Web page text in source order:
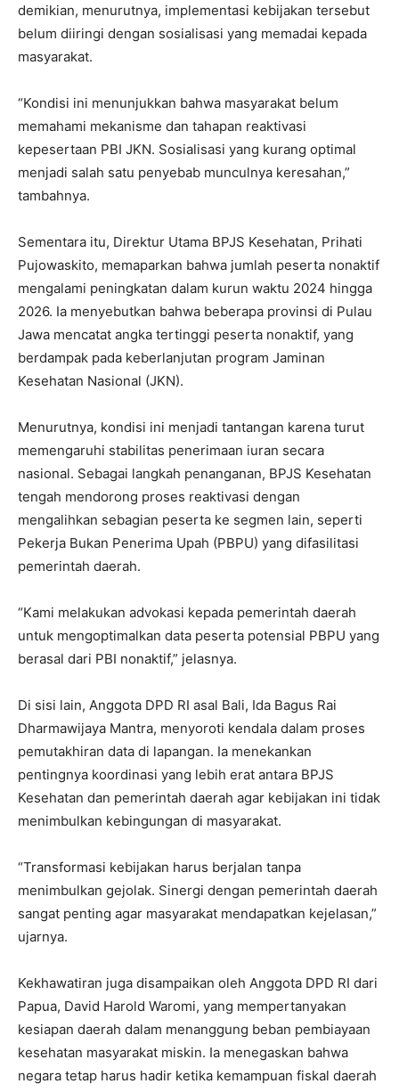
demikian, menurutnya, implementasi kebijakan tersebut
belum diiringi dengan sosialisasi yang memadai kepada
masyarakat.
“Kondisi ini menunjukkan bahwa masyarakat belum
memahami mekanisme dan tahapan reaktivasi
kepesertaan PBI JKN. Sosialisasi yang kurang optimal
menjadi salah satu penyebab munculnya keresahan,”
tambahnya.
Sementara itu, Direktur Utama BPJS Kesehatan, Prihati
Pujowaskito, memaparkan bahwa jumlah peserta nonaktif
mengalami peningkatan dalam kurun waktu 2024 hingga
2026. Ia menyebutkan bahwa beberapa provinsi di Pulau
Jawa mencatat angka tertinggi peserta nonaktif, yang
berdampak pada keberlanjutan program Jaminan
Kesehatan Nasional (JKN).
Menurutnya, kondisi ini menjadi tantangan karena turut
memengaruhi stabilitas penerimaan iuran secara
nasional. Sebagai langkah penanganan, BPJS Kesehatan
tengah mendorong proses reaktivasi dengan
mengalihkan sebagian peserta ke segmen lain, seperti
Pekerja Bukan Penerima Upah (PBPU) yang difasilitasi
pemerintah daerah.
“Kami melakukan advokasi kepada pemerintah daerah
untuk mengoptimalkan data peserta potensial PBPU yang
berasal dari PBI nonaktif,” jelasnya.
Di sisi lain, Anggota DPD RI asal Bali, Ida Bagus Rai
Dharmawijaya Mantra, menyoroti kendala dalam proses
pemutakhiran data di lapangan. Ia menekankan
pentingnya koordinasi yang lebih erat antara BPJS
Kesehatan dan pemerintah daerah agar kebijakan ini tidak
menimbulkan kebingungan di masyarakat.
“Transformasi kebijakan harus berjalan tanpa
menimbulkan gejolak. Sinergi dengan pemerintah daerah
sangat penting agar masyarakat mendapatkan kejelasan,”
ujarnya.
Kekhawatiran juga disampaikan oleh Anggota DPD RI dari
Papua, David Harold Waromi, yang mempertanyakan
kesiapan daerah dalam menanggung beban pembiayaan
kesehatan masyarakat miskin. Ia menegaskan bahwa
negara tetap harus hadir ketika kemampuan fiskal daerah